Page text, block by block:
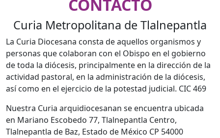
CONTACTO
Curia Metropolitana de Tlalnepantla
La Curia Diocesana consta de aquellos organismos y
personas que colaboran con el Obispo en el gobierno
de toda la diócesis, principalmente en la dirección de la
actividad pastoral, en la administración de la diócesis,
así como en el ejercicio de la potestad judicial. CIC 469
Nuestra Curia arquidiocesanan se encuentra ubicada
en Mariano Escobedo 77, Tlalnepantla Centro,
Tlalnepantla de Baz, Estado de México CP 54000